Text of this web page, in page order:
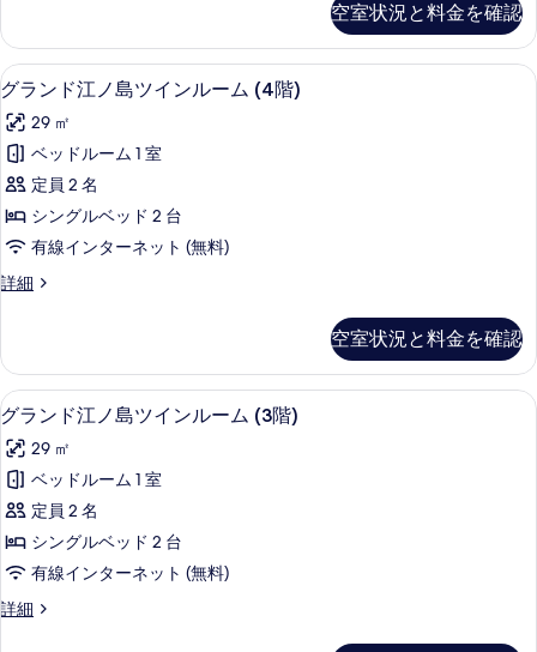
べ
て
の
写
真
を
表
示
す
詳
細
階)
の
す
べ
て
の
写
真
を
す
る
イ
ン
ル
ム
(2
階)
の
詳
細
空室状況と料金を確認
グ
ラ
ン
ド
江
ノ
ツ
ン
ル
ー
ム
(4
階)
の
す
べ
グランド江ノ島ツインルーム (4階) |
8
グランド江ノ島ツインルーム (4階)
29 ㎡
ベッドルーム 1 室
定員 2 名
シングルベッド 2 台
有線インターネット (無料)
詳細
グ
江
ノ
島
イ
ン
ル
ー
ム
(4
階)
の
空室状況と料金を確認
グ
ラ
ン
ド
江
ノ
ツ
グランド江ノ島ツインルーム (3階) |
8
グランド江ノ島ツインルーム (3階)
29 ㎡
ベッドルーム 1 室
定員 2 名
シングルベッド 2 台
有線インターネット (無料)
詳細
グ